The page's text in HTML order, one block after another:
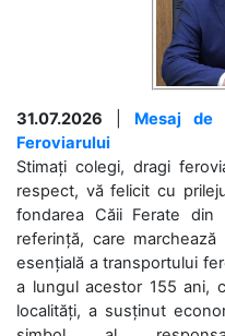
31.07.2026
Mesaj de
Feroviarului
Stimați colegi, dragi
respect, vă felicit cu
fondarea Căii Ferate
referință, care
esențială a transportului
a lungul acestor 155 ani,
localități, a susținut